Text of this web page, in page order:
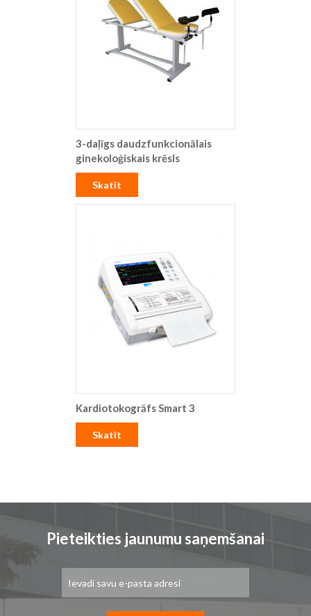
3-daļīgs daudzfunkcionālais
ginekoloģiskais krēsls
Skatīt
Kardiotokogrāfs Smart 3
Skatīt
Pieteikties jaunumu saņemšanai
saņemšanai: